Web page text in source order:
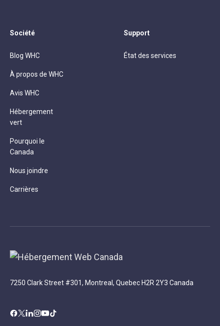
Société
Blog WHC
À propos de WHC
Avis WHC
Hébergement
vert
Pourquoi le
Canada
Nous joindre
Carrières
Support
État des services
7250 Clark Street #301, Montreal, Quebec H2R 2Y3 Canada